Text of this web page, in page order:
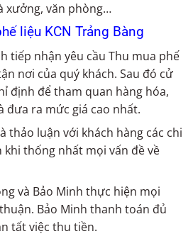
xưởng, văn phòng…
liệu KCN Trảng Bàng
tiếp nhận yêu cầu Thu mua phế
nơi của quý khách. Sau đó cử
định để tham quan hàng hóa,
đưa ra mức giá cao nhất.
thảo luận với khách hàng các chi
thống nhất mọi vấn đề về
và Bảo Minh thực hiện mọi
Bảo Minh thanh toán đủ
tất việc thu tiền.